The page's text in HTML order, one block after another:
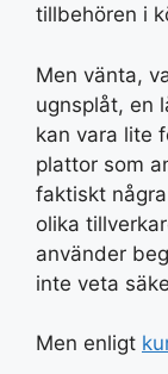
tillbehören i
Men vänta,
ugnsplåt, en
kan vara lite
plattor som
faktiskt
olika
använder
inte veta
Men enligt